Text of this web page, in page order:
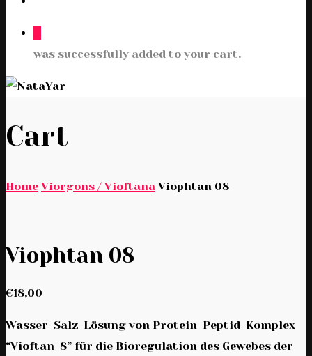
was successfully added to your cart.
Cart
Home Viorgons / Vioftana Viophtan 08
Viophtan 08
€18,00
Wasser-Salz-Lösung von Protein-Peptid-Komplex
“Vioftan-8” für die Bioregulation des Gewebes der